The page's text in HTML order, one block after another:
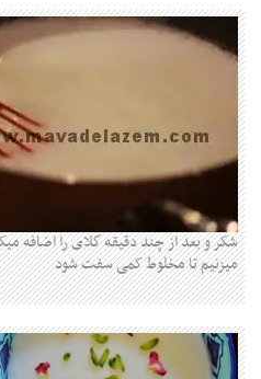
شکر و بعد از چند دقیقه گلای را اضافه
میزنیم تا مخلوط کمی سفت شود